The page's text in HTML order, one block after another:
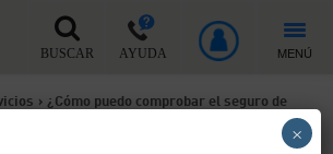
BUSCAR AYUDA MENÚ
> ¿Cómo puedo comprobar el seguro de
×